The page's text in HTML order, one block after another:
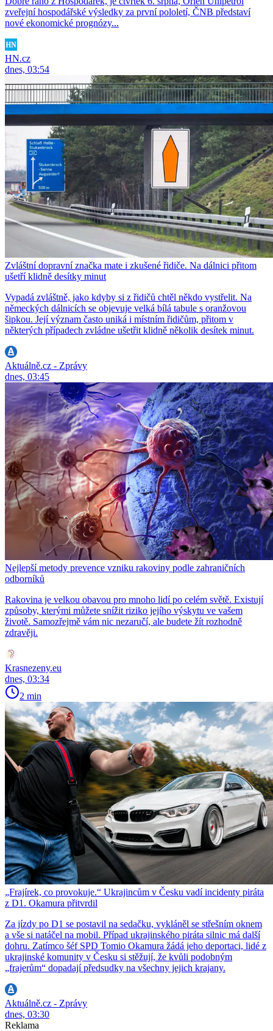
zveřejní hospodářské výsledky za první pololetí, ČNB představí
nové ekonomické prognózy...
HN.cz
dnes, 03:54
Zvláštní dopravní značka mate i zkušené řidiče. Na dálnici přitom
ušetří klidně desítky minut
Vypadá zvláštně, jako kdyby si z řidičů chtěl někdo vystřelit. Na
německých dálnicích se objevuje velká bílá tabule s oranžovou
šipkou. Její význam často uniká i místním řidičům, přitom v
některých případech zvládne ušetřit klidně několik desítek minut.
Aktuálně.cz - Zprávy
dnes, 03:45
Nejlepší metody prevence vzniku rakoviny podle zahraničních
odborníků
Rakovina je velkou obavou pro mnoho lidí po celém světě. Existují
způsoby, kterými můžete snížit riziko jejího výskytu ve vašem
životě. Samozřejmě vám nic nezaručí, ale budete žít rozhodně
zdravěji.
Krasnezeny.eu
dnes, 03:34
2 min
„Frajírek, co provokuje.“ Ukrajincům v Česku vadí incidenty piráta
z D1. Okamura přitvrdil
Za jízdy po D1 se postavil na sedačku, vykláněl se střešním oknem
a vše si natáčel na mobil. Případ ukrajinského piráta silnic má další
dohru. Zatímco šéf SPD Tomio Okamura žádá jeho deportaci, lidé z
ukrajinské komunity v Česku si stěžují, že kvůli podobným
„frajerům“ dopadají předsudky na všechny jejich krajany.
Aktuálně.cz - Zprávy
dnes, 03:30
Reklama